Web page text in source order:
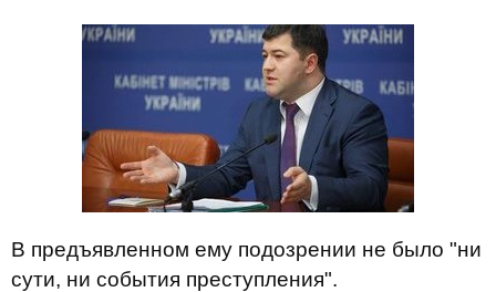
В предъявленном ему подозрении не было "ни
сути, ни события преступления".